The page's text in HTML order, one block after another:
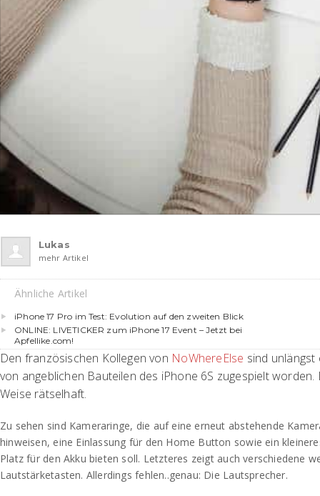
Lukas
mehr Artikel
Ähnliche Artikel
iPhone 17 Pro im Test: Evolution auf den zweiten Blick
ONLINE: LIVETICKER zum iPhone 17 Event – Jetzt bei
Apfellike.com!
Den französischen Kollegen von NoWhereElse sind unlängst
von angeblichen Bauteilen des iPhone 6S zugespielt worden.
Weise rätselhaft.
Zu sehen sind Kameraringe, die auf eine erneut abstehende
hinweisen, eine Einlassung für den Home Button sowie ein
Platz für den Akku bieten soll. Letzteres zeigt auch verschiedene
Lautstärketasten. Allerdings fehlen..genau: Die Lautsprecher.